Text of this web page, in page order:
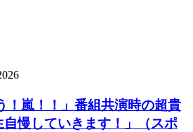
！嵐！！」番組共演時の超貴
慢していきます！」（スポ